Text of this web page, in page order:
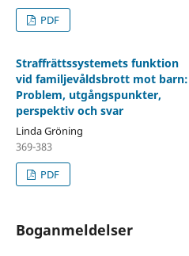
PDF
Straffrättssystemets funktion
vid familjevåldsbrott mot barn:
Problem, utgångspunkter,
perspektiv och svar
Linda Gröning
369-383
PDF
Boganmeldelser